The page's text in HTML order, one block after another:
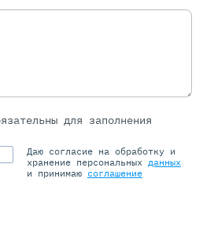
для заполнения
Даю согласие на обработку и
хранение персональных данных
и принимаю соглашение